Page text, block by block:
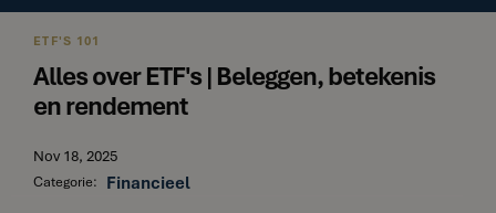
ETF'S 101
Alles over ETF's | Beleggen, betekenis
en rendement
Nov 18, 2025
Categorie: Financieel